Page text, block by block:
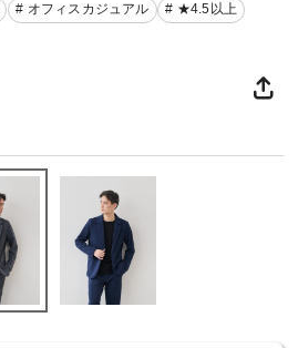
# オフィスカジュアル
# ★4.5以上